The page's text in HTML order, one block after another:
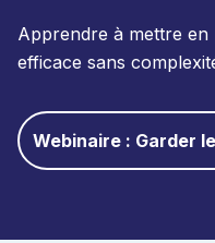
Apprendre à mettre
efficace sans
Webinaire : Garder